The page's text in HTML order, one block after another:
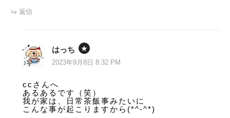
返信
はっち
2023年9月8日 8:32 PM
ccさんへ
あるあるです（笑）
我が家は、日常茶飯事みたいに
こんな事が起こりますから(*^-^*)